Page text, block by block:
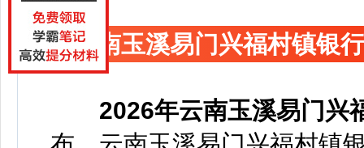
云南玉溪易门兴福村镇银
2026年云南玉溪易门兴